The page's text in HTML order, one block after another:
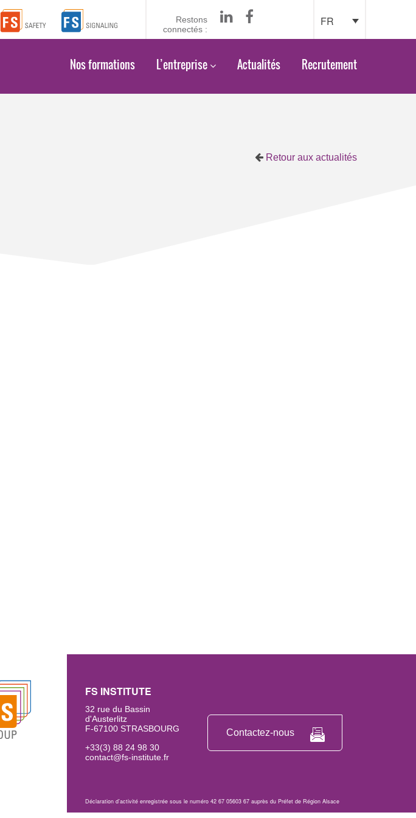
Restons
connectés :
FR
Nos formations L’entreprise Actualités Recrutement
Retour aux actualités
FS INSTITUTE
32 rue du Bassin
d'Austerlitz
F-67100 STRASBOURG
+33(3) 88 24 98 30
contact@fs-institute.fr
Contactez-nous
Déclaration d’activité enregistrée sous le numéro 42 67 05603 67 auprès du Préfet de Région Alsace